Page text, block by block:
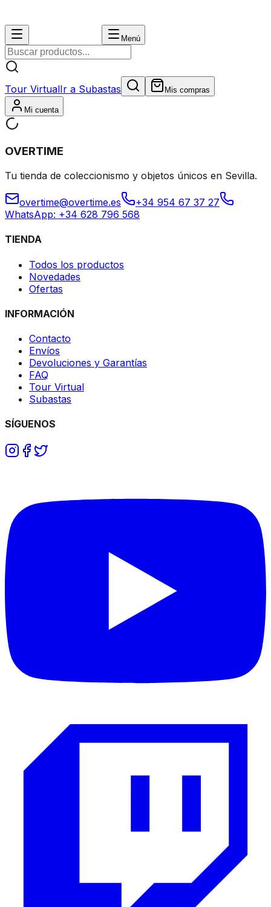
Menú
Tour VirtualIr a Subastas Mis compras
Mi cuenta
OVERTIME
Tu tienda de coleccionismo y objetos únicos en Sevilla.
overtime@overtime.es
+34 954 67 37 27
WhatsApp: +34 628 796 568
TIENDA
Todos los productos
Novedades
Ofertas
INFORMACIÓN
Contacto
Envíos
Devoluciones y Garantías
FAQ
Tour Virtual
Subastas
SÍGUENOS